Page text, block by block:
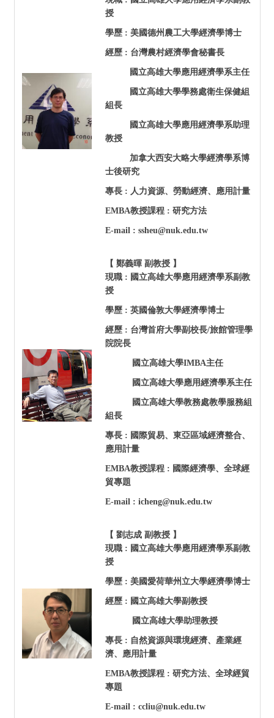
授
學歷 : 美國德州農工大學經濟學博士
經歷 : 台灣農村經濟學會秘書長
國立高雄大學應用經濟學系主任
國立高雄大學學務處衛生保健組
組長
國立高雄大學應用經濟學系助理
教授
加拿大西安大略大學經濟學系博
士後研究
專長 : 人力資源、勞動經濟、應用計量
EMBA教授課程 : 研究方法
E-mail : ssheu@nuk.edu.tw
【 鄭義暉 副教授 】
現職 : 國立高雄大學應用經濟學系副教
授
學歷 : 英國倫敦大學經濟學博士
經歷: 台灣首府大學副校長/旅館管理學
院院長
國立高雄大學IMBA主任
國立高雄大學應用經濟學系主任
國立高雄大學教務處教學服務組
組長
專長 : 國際貿易、東亞區域經濟整合、
應用計量
EMBA教授課程 : 國際經濟學、全球經
貿專題
E-mail : icheng@nuk.edu.tw
【 劉志成 副教授 】
現職 : 國立高雄大學應用經濟學系副教
授
學歷 : 美國愛荷華州立大學經濟學博士
經歷: 國立高雄大學副教授
國立高雄大學助理教授
專長 : 自然資源與環境經濟、產業經
濟、應用計量
EMBA教授課程 : 研究方法、全球經貿
專題
E-mail : ccliu@nuk.edu.tw